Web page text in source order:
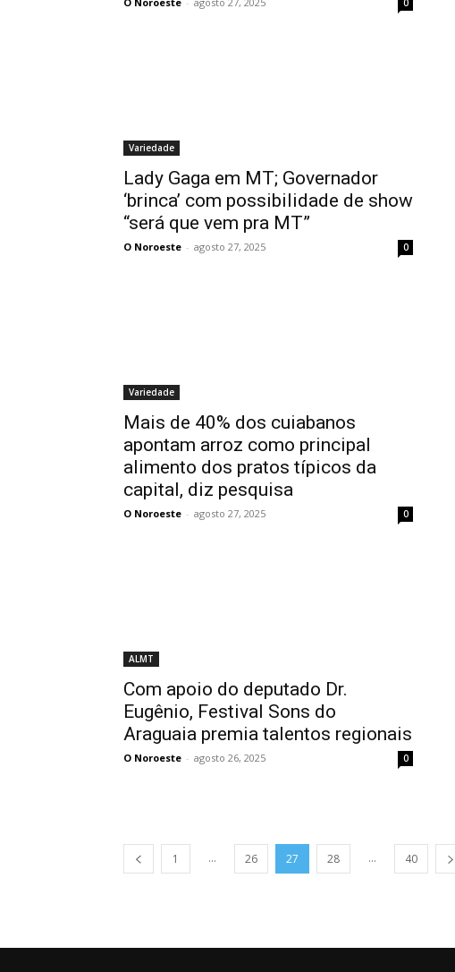
0
Variedade
Lady Gaga em MT; Governador
‘brinca’ com possibilidade de show
“será que vem pra MT”
O Noroeste - agosto 27, 2025 0
Variedade
Mais de 40% dos cuiabanos
apontam arroz como principal
alimento dos pratos típicos da
capital, diz pesquisa
O Noroeste - agosto 27, 2025 0
ALMT
Com apoio do deputado Dr.
Eugênio, Festival Sons do
Araguaia premia talentos regionais
O Noroeste - agosto 26, 2025 0
1 ... 26 27 28 ... 40